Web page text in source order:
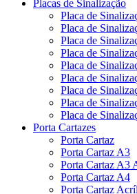
Placas de Sinalização
Placa de
Placa de
Placa de
Placa de
Placa de
Placa de
Placa de
Placa de
Placa de
Porta Cartazes
Porta Cartaz
Porta Cartaz A3
Porta Cartaz A3
Porta Cartaz A4
Porta Cartaz